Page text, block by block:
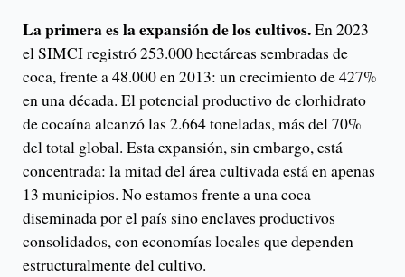
La primera es la expansión de los cultivos.En 2023
el SIMCI registró 253.000 hectáreas sembradas de
coca, frente a 48.000 en 2013: un crecimiento de 427%
en una década. El potencial productivo de clorhidrato
de cocaína alcanzó las 2.664 toneladas, más del 70%
del total global. Esta expansión, sin embargo, está
concentrada: la mitad del área cultivada está en apenas
13 municipios. No estamos frente a una coca
diseminada por el país sino enclaves productivos
consolidados, con economías locales que dependen
estructuralmente del cultivo.